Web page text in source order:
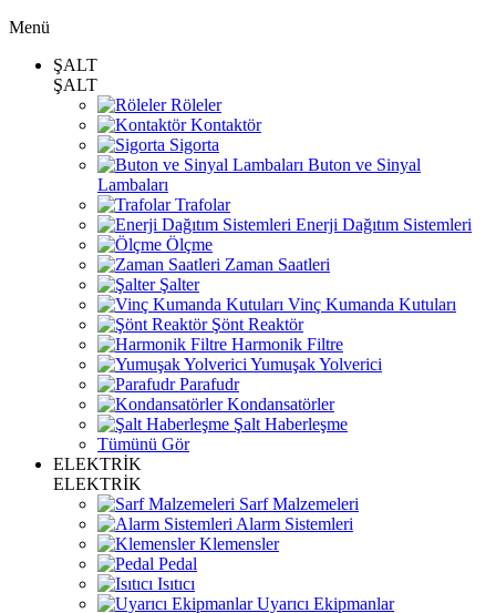
Menü
ŞALT
ŞALT
Röleler
Kontaktör
Sigorta
Buton ve Sinyal
Lambaları
Trafolar
Enerji Dağıtım Sistemleri
Ölçme
Zaman Saatleri
Şalter
Vinç Kumanda Kutuları
Şönt Reaktör
Harmonik Filtre
Yumuşak Yolverici
Parafudr
Kondansatörler
Şalt Haberleşme
Tümünü Gör
ELEKTRİK
ELEKTRİK
Sarf Malzemeleri
Alarm Sistemleri
Klemensler
Pedal
Isıtıcı
Uyarıcı Ekipmanlar